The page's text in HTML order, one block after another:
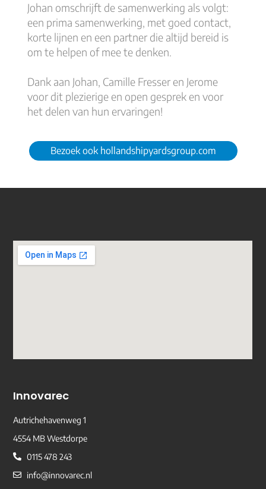
Johan omschrijft de samenwerking als volgt:
een prima samenwerking, met goed contact,
korte lijnen en een partner die altijd bereid is
om te helpen of mee te denken.
Dank aan Johan, Camille Fresser en Jerome
voor dit plezierige en open gesprek en voor
het delen van hun ervaringen!
Bezoek ook hollandshipyardsgroup.com
Innovarec
Autrichehavenweg 1
4554 MB Westdorpe
0115 478 243
info@innovarec.nl